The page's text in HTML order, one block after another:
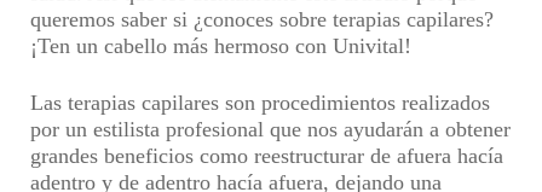
queremos saber si ¿conoces sobre terapias capilares?
¡Ten un cabello más hermoso con Univital!
Las terapias capilares son procedimientos realizados
por un estilista profesional que nos ayudarán a obtener
grandes beneficios como reestructurar de afuera hacía
adentro y de adentro hacía afuera, dejando una